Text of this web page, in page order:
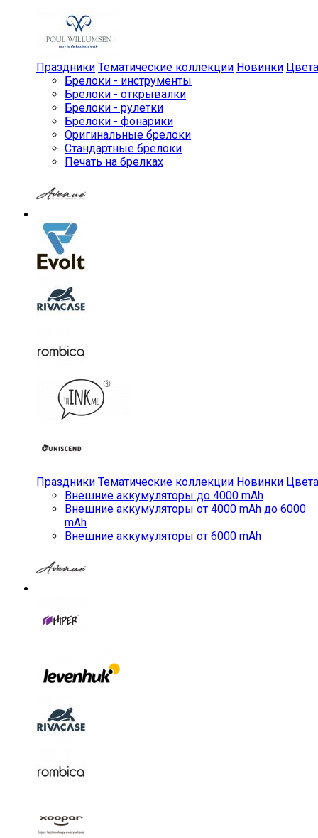
Праздники Тематические коллекции Новинки Цвета
Брелоки - инструменты
Брелоки - открывалки
Брелоки - рулетки
Брелоки - фонарики
Оригинальные брелоки
Стандартные брелоки
Печать на брелках
Праздники Тематические коллекции Новинки Цвета
Внешние аккумуляторы до 4000 mAh
Внешние аккумуляторы от 4000 mAh до 6000
mAh
Внешние аккумуляторы от 6000 mAh